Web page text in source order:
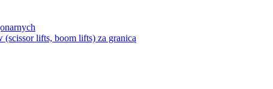
lifts, boom lifts) za granicą